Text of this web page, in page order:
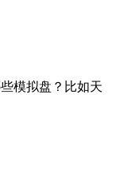
模拟盘？比如天